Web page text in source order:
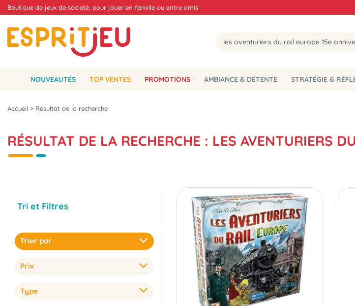
Boutique de jeux de société, pour jouer en famille ou entre amis
NOUVEAUTÉS TOP VENTES PROMOTIONS AMBIANCE & DÉTENTE STRATÉGIE &
Accueil > Résultat de la recherche
RÉSULTAT DE LA RECHERCHE : LES AVENTURIERS
Tri et Filtres
Trier par
Prix
Type